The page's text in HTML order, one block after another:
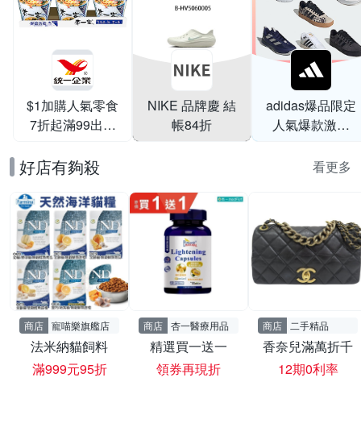
$1加購人氣零食
7折起滿99出貨
NIKE 品牌慶 結
帳84折
adidas爆品限定
人氣爆款激降
好店有夠殺 看更多
商店 寵喵樂旗艦店
法米納貓飼料
滿999元95折
商店 杏一醫療用品
精選買一送一
領券再現折
商店 二手精品
香奈兒滿萬折千
12期0利率